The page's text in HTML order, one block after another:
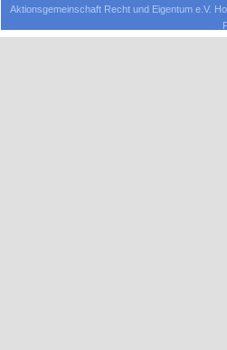
Aktionsgemeinschaft Recht und Eigentum e.V.